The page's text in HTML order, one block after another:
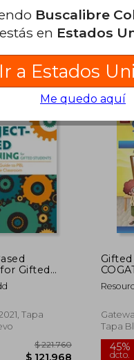
Dura,
$ 498.427
David
Tapa
Gifted
Step-By-
to Pbl and
(en Inglés)
Tapa
for
and
Inglés)
Tapa
Buscalibre
estás en Estados
Ir a Estados
Me quedo aquí